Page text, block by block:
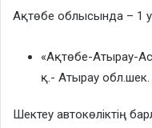
Ақтөбе облысында – 1
«Ақтөбе-Атырау-
қ.- Атырау обл.шек.
Шектеу автокөліктің